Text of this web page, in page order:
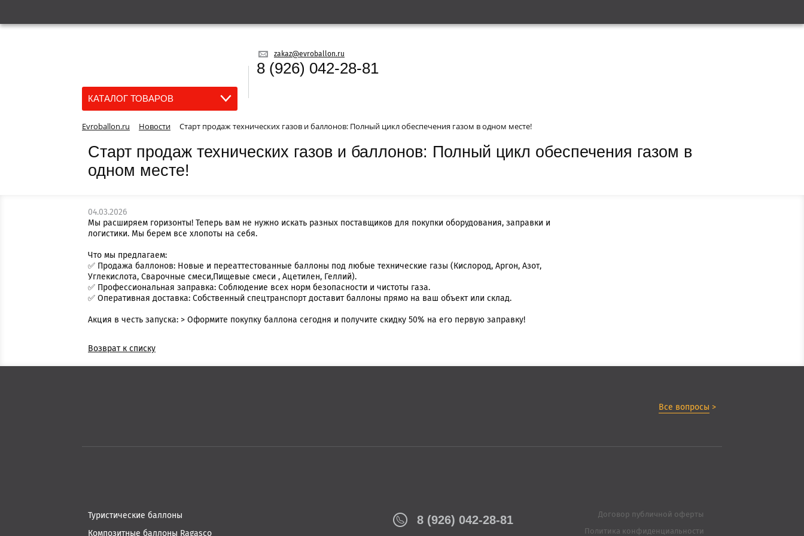
zakaz@evroballon.ru
8 (926) 042-28-81
КАТАЛОГ ТОВАРОВ
Evroballon.ru Новости Старт продаж технических газов и баллонов: Полный цикл обеспечения газом в одном месте!
Старт продаж технических газов и баллонов: Полный цикл обеспечения газом в
одном месте!
04.03.2026
Мы расширяем горизонты! Теперь вам не нужно искать разных поставщиков для покупки оборудования, заправки и
логистики. Мы берем все хлопоты на себя.
Что мы предлагаем:
✅ Продажа баллонов: Новые и переаттестованные баллоны под любые технические газы (Кислород, Аргон, Азот,
Углекислота, Сварочные смеси,Пищевые смеси , Ацетилен, Геллий).
✅ Профессиональная заправка: Соблюдение всех норм безопасности и чистоты газа.
✅ Оперативная доставка: Собственный спецтранспорт доставит баллоны прямо на ваш объект или склад.
Акция в честь запуска: > Оформите покупку баллона сегодня и получите скидку 50% на его первую заправку!
Возврат к списку
Все вопросы >
Туристические баллоны
Композитные баллоны Ragasco
8 (926) 042-28-81 Договор публичной оферты
Политика конфиденциальности